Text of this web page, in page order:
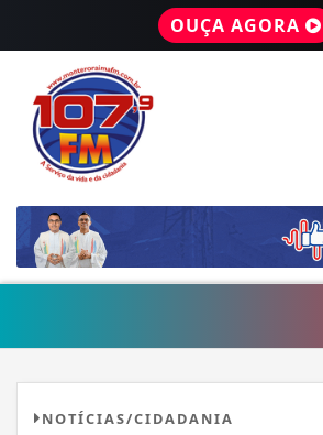
OUÇA AGORA
NOTÍCIAS/CIDADANIA